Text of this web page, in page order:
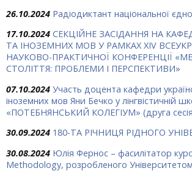
26.10.2024 Радіодиктант національної
17.10.2024 СЕКЦІЙНЕ ЗАСІДАННЯ НА
ТА ІНОЗЕМНИХ МОВ У РАМКАХ ХIV
НАУКОВО-ПРАКТИЧНОЇ КОНФЕРЕНЦІЇ
СТОЛІТТЯ: ПРОБЛЕМИ І ПЕРСПЕКТИВИ»
07.10.2024 Участь доцента кафедри
іноземних мов Яни Бечко у лінгвістичній
«ПОТЕБНЯНСЬКИЙ КОЛЕГІУМ» (друга
30.09.2024 180-ТА РІЧНИЦЯ РІДНОГО
30.08.2024 Юлія Фернос – фасилітатор
Methodology, розробленого